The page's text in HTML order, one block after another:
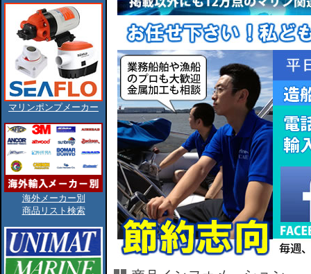
マリンポンプメーカー
海外メーカー別
商品リスト検索